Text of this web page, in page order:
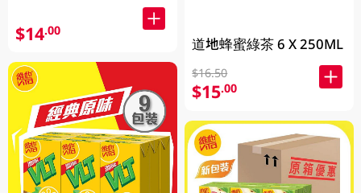
$14.00
道地蜂蜜綠茶 6 X 250ML
$16.50
$15.00